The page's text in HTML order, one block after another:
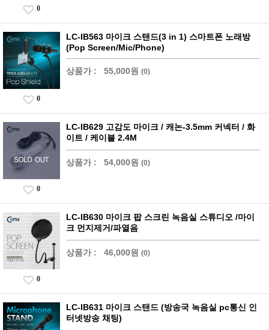
0
LC-IB563 마이크 스탠드(3 in 1) 스마트폰 노래방
(Pop Screen/Mic/Phone)
상품가 : 55,000원 (0)
0
LC-IB629 고감도 마이크 / 캐논-3.5mm 커넥터 / 화
이트 / 케이블 2.4M
상품가 : 54,000원 (0)
0
LC-IB630 마이크 팝 스크린 녹음실 스튜디오 /마이
크 먼지제거/파열음
상품가 : 46,000원 (0)
0
LC-IB631 마이크 스탠드 (방송국 녹음실 pc통신 인
터넷방송 채팅)